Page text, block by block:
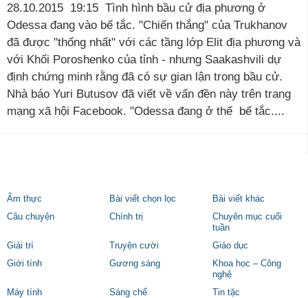
28.10.2015 19:15 Tình hình bầu cử địa phương ở
Odessa đang vào bế tắc. "Chiến thắng" của Trukhanov
đã được "thống nhất" với các tầng lớp Elit địa phương và
với Khối Poroshenko của tỉnh - nhưng Saakashvili dự
định chứng minh rằng đã có sự gian lận trong bầu cử.
Nhà báo Yuri Butusov đã viết về vấn đền này trên trang
mạng xã hội Facebook. "Odessa đang ở thế bế tắc....
Ẩm thực Bài viết chọn lọc
Bài viết khác
Câu chuyện
Chính trị
Chuyên mục cuối
tuần
Giải trí
Truyện cười
Giáo dục
Giới tính
Gương sáng
Khoa học – Công
nghệ
Máy tính
Sáng chế
Tin tặc